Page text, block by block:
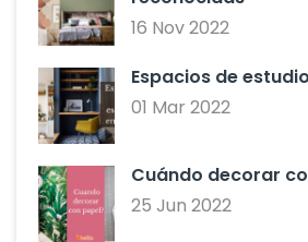
16 Nov 2022
Espacios de
01 Mar 2022
Cuándo decorar
25 Jun 2022